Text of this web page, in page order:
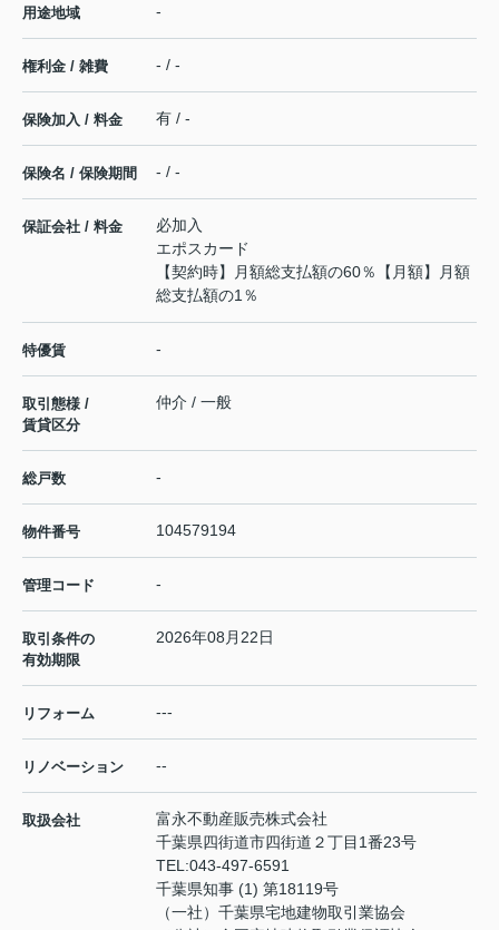
用途地域 -
権利金 / 雑費 - / -
保険加入 / 料金 有 / -
保険名 / 保険期間 - / -
保証会社 / 料金
必加入
エポスカード
【契約時】月額総支払額の60％【月額】月額
総支払額の1％
特優賃 -
取引態様 /
賃貸区分
仲介 / 一般
総戸数 -
物件番号 104579194
管理コード -
取引条件の
有効期限
2026年08月22日
リフォーム ---
リノベーション --
取扱会社
富永不動産販売株式会社
千葉県四街道市四街道２丁目1番23号
TEL:043-497-6591
千葉県知事 (1) 第18119号
（一社）千葉県宅地建物取引業協会